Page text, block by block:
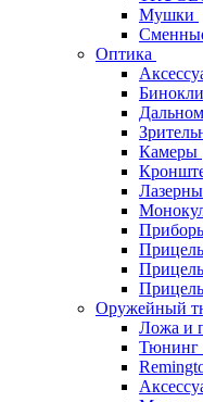
Мушки
Оптика
Бинокли
Камеры
Оружейный
Ложа и